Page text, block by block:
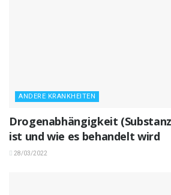
ANDERE KRANKHEITEN
Drogenabhängigkeit
ist und wie es behandelt wird
28/03/2022